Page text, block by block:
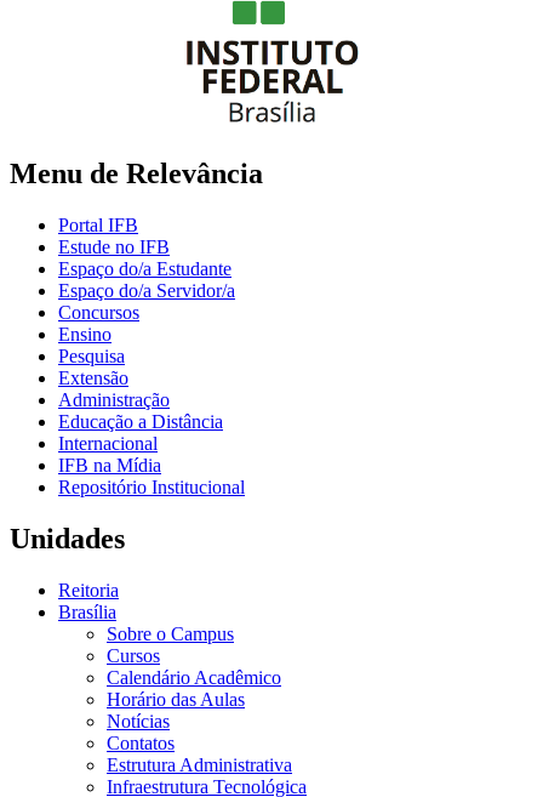
Menu de Relevância
Portal IFB
Estude no IFB
Espaço do/a Estudante
Espaço do/a Servidor/a
Concursos
Ensino
Pesquisa
Extensão
Administração
Educação a Distância
Internacional
IFB na Mídia
Repositório Institucional
Unidades
Reitoria
Brasília
Sobre o Campus
Cursos
Calendário Acadêmico
Horário das Aulas
Notícias
Contatos
Estrutura Administrativa
Infraestrutura Tecnológica